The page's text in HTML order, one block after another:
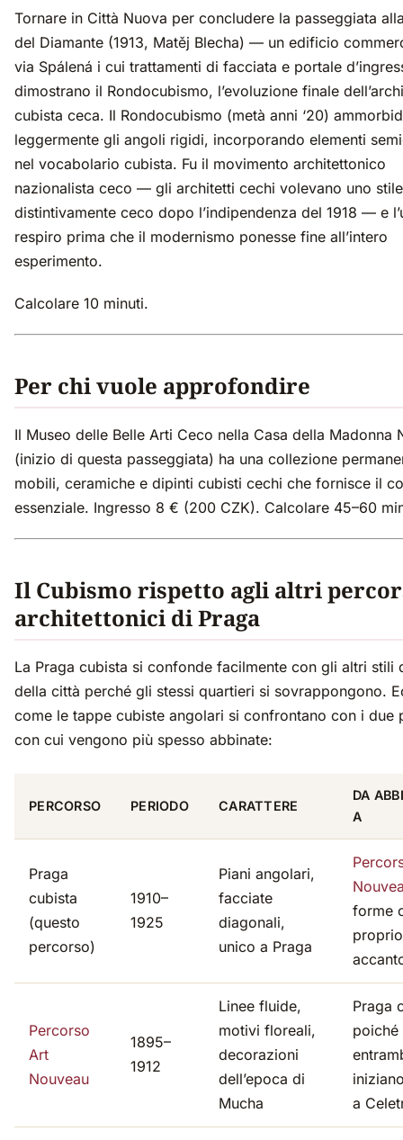
Tornare in Città Nuova per concludere la passeggiata
del Diamante (1913, Matěj Blecha) — un edificio
via Spálená i cui trattamenti di facciata e portale
dimostrano il Rondocubismo, l’evoluzione finale
cubista ceca. Il Rondocubismo (metà anni ‘20)
leggermente gli angoli rigidi, incorporando elementi
nel vocabolario cubista. Fu il movimento architettonico
nazionalista ceco — gli architetti cechi volevano uno stile
distintivamente ceco dopo l’indipendenza del 1918 — e
respiro prima che il modernismo ponesse fine all’intero
esperimento.
Calcolare 10 minuti.
Per chi vuole approfondire
Il Museo delle Belle Arti Ceco nella Casa della Madonna
(inizio di questa passeggiata) ha una collezione
mobili, ceramiche e dipinti cubisti cechi che fornisce il
essenziale. Ingresso 8 € (200 CZK). Calcolare 45–60
Il Cubismo rispetto agli altri
architettonici di Praga
La Praga cubista si confonde facilmente con gli altri stili
della città perché gli stessi quartieri si sovrappongono.
come le tappe cubiste angolari si confrontano con i due
con cui vengono più spesso abbinate:
PERCORSO PERIODO CARATTERE
DA
A
Praga
cubista
(questo
percorso)
1910–
1925
Piani angolari,
facciate
diagonali,
unico a Praga
forme
proprio
Percorso
Art
Nouveau
1895–
1912
Linee fluide,
motivi floreali,
decorazioni
dell’epoca di
Mucha
Praga
poiché
a